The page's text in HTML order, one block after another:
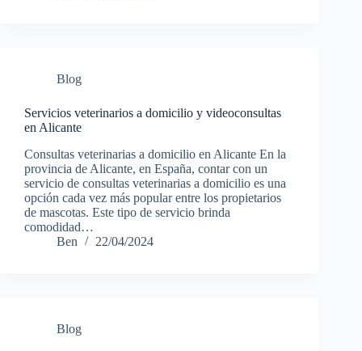
Blog
Servicios veterinarios a domicilio y videoconsultas
en Alicante
Consultas veterinarias a domicilio en Alicante En la
provincia de Alicante, en España, contar con un
servicio de consultas veterinarias a domicilio es una
opción cada vez más popular entre los propietarios
de mascotas. Este tipo de servicio brinda
comodidad…
Ben
22/04/2024
Blog